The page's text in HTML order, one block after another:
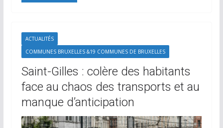
ACTUALITÉS
COMMUNES BRUXELLES &19 COMMUNES DE BRUXELLES
Saint-Gilles : colère des habitants
face au chaos des transports et au
manque d’anticipation